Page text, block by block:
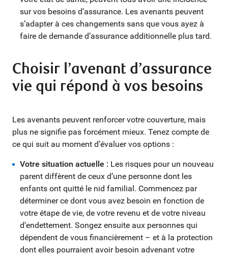
sur vos besoins d’assurance. Les avenants peuvent
s’adapter à ces changements sans que vous ayez à
faire de demande d’assurance additionnelle plus tard.
Choisir l’avenant d’assurance
vie qui répond à vos besoins
Les avenants peuvent renforcer votre couverture, mais
plus ne signifie pas forcément mieux. Tenez compte de
ce qui suit au moment d’évaluer vos options :
Votre situation actuelle : Les risques pour un nouveau
parent diffèrent de ceux d’une personne dont les
enfants ont quitté le nid familial. Commencez par
déterminer ce dont vous avez besoin en fonction de
votre étape de vie, de votre revenu et de votre niveau
d’endettement. Songez ensuite aux personnes qui
dépendent de vous financièrement – et à la protection
dont elles pourraient avoir besoin advenant votre